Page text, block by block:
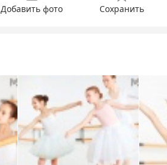
Добавить фото Сохранить